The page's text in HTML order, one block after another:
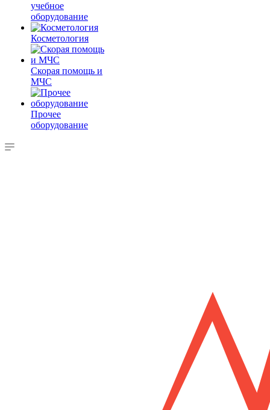
учебное
оборудование
Косметология
Скорая помощь и
МЧС
Прочее
оборудование